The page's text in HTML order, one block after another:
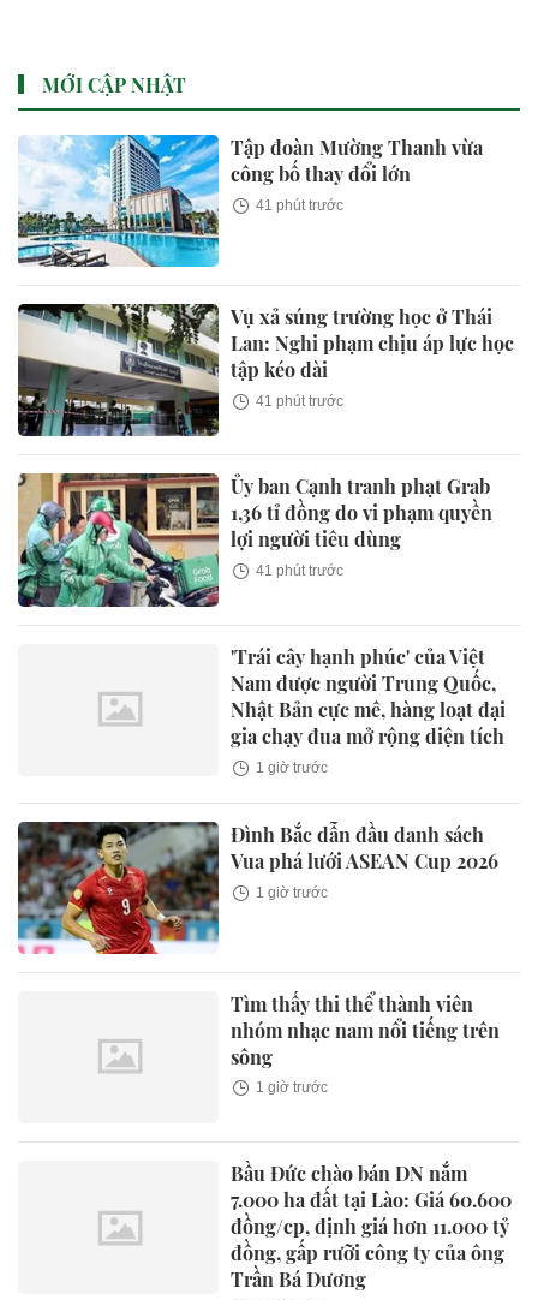
MỚI CẬP NHẬT
Tập đoàn Mường Thanh vừa
công bố thay đổi lớn
41 phút trước
Vụ xả súng trường học ở Thái
Lan: Nghi phạm chịu áp lực học
tập kéo dài
41 phút trước
Ủy ban Cạnh tranh phạt Grab
1,36 tỉ đồng do vi phạm quyền
lợi người tiêu dùng
41 phút trước
'Trái cây hạnh phúc' của Việt
Nam được người Trung Quốc,
Nhật Bản cực mê, hàng loạt đại
gia chạy đua mở rộng diện tích
1 giờ trước
Đình Bắc dẫn đầu danh sách
Vua phá lưới ASEAN Cup 2026
1 giờ trước
Tìm thấy thi thể thành viên
nhóm nhạc nam nổi tiếng trên
sông
1 giờ trước
Bầu Đức chào bán DN nắm
7.000 ha đất tại Lào: Giá 60.600
đồng/cp, định giá hơn 11.000 tỷ
đồng, gấp rưỡi công ty của ông
Trần Bá Dương